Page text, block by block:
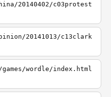
20140402/c03protest
20141013/c13clark
wordle/index.html